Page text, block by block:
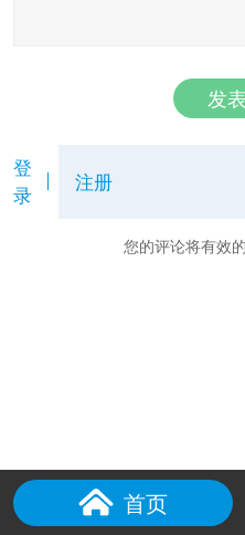
发
登
录
注册
您的评论将有效
首页